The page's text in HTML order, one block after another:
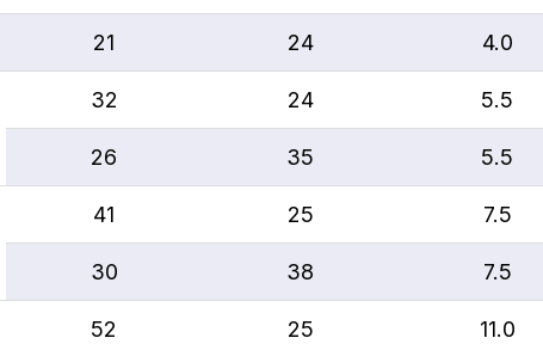
21 24 4.0
32 24 5.5
26 35 5.5
41 25 7.5
30 38 7.5
52 25 11.0